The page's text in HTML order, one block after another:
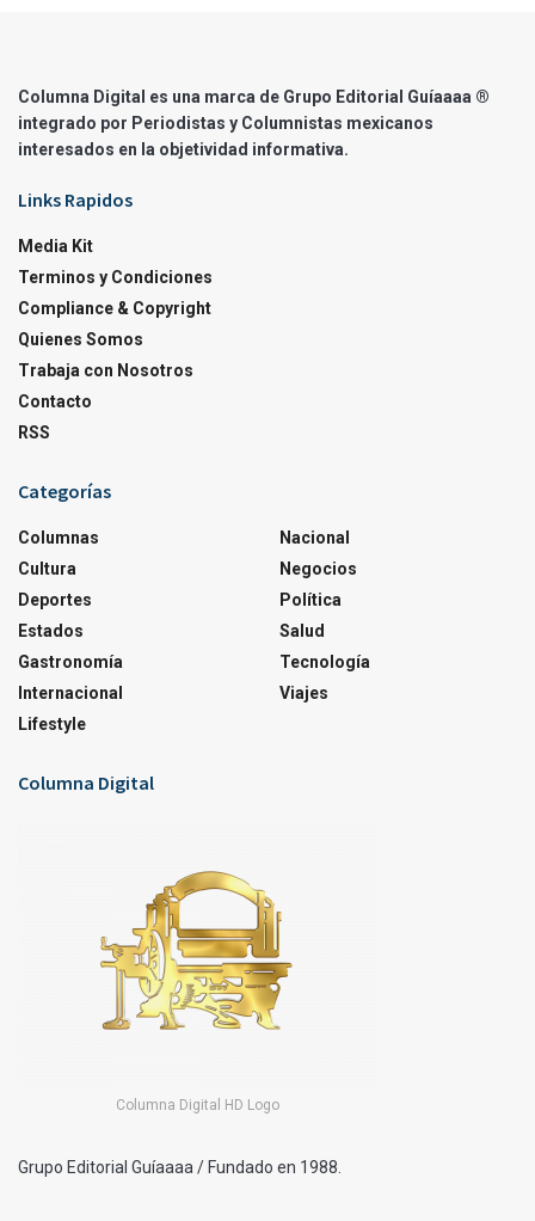
Columna Digital es una marca de Grupo Editorial Guíaaaa ®
integrado por Periodistas y Columnistas mexicanos
interesados en la objetividad informativa.
Links Rapidos
Media Kit
Terminos y Condiciones
Compliance & Copyright
Quienes Somos
Trabaja con Nosotros
Contacto
RSS
Categorías
Columnas
Cultura
Deportes
Estados
Gastronomía
Internacional
Lifestyle
Nacional
Negocios
Política
Salud
Tecnología
Viajes
Columna Digital
Columna Digital HD Logo
Grupo Editorial Guíaaaa / Fundado en 1988.